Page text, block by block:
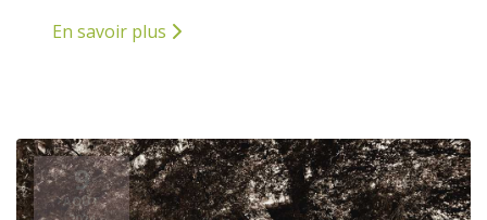
En savoir plus
9
AOÛT